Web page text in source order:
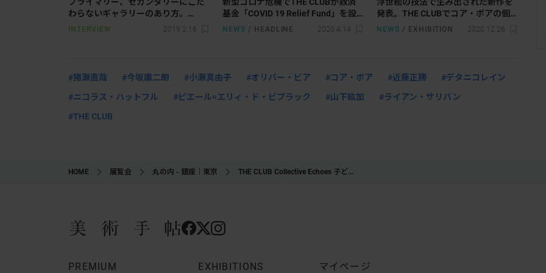
プライマリー、セカンダリーにこだ
わらないギャラリーのあり方。
「THE CLUB」 山下有佳子インタビ
INTERVIEW 2019.2.16
新型コロナ危機でTHE CLUBが救済
基金「COVID 19 Relief Fund」を設
立。「国境なき医師団」に寄付へ
NEWS / HEADLINE 2020.4.14
浮世絵の技法で生み出された新作を
発表。THE CLUBでコア・ポアの個
展「Fallow（休閑）」がスタート
NEWS / EXHIBITION 2020.12.26
#猪瀬直哉 #今坂庸⼆朗 #小瀬真由子 #オリバー・ビア #コア・ポア #近藤正勝
#デタニコレイン
#ニコラス・ハットフル
#ピエール=エリィ・ド・ピブラック #山下紘加
#ライアン・サリバン
#THE CLUB
HOME 展覧会 丸の内 - 銀座｜東京 THE CLUB Collective Echoes ⼦ど…
PREMIUM EXHIBITIONS マイページ